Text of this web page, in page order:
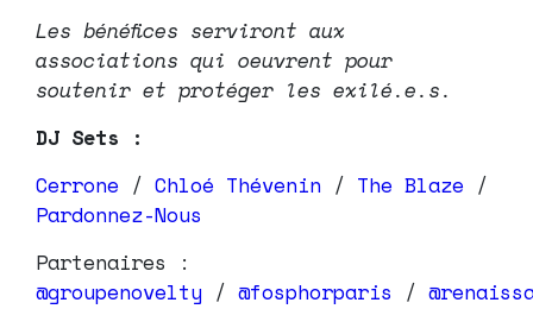
Les bénéfices serviront aux
associations qui oeuvrent pour
soutenir et protéger les exilé.e.s.
DJ Sets :
Cerrone / Chloé Thévenin / The Blaze /
Pardonnez-Nous
Partenaires :
@groupenovelty / @fosphorparis /